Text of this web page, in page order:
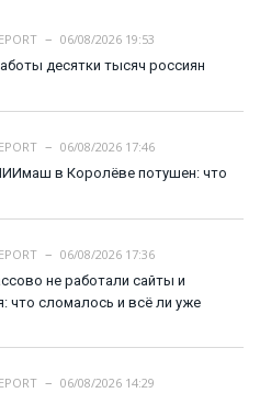
06/08/2026 19:53
десятки тысяч россиян
06/08/2026 17:46
в Королёве потушен: что
06/08/2026 17:36
не работали сайты и
что сломалось и всё ли уже
06/08/2026 14:29